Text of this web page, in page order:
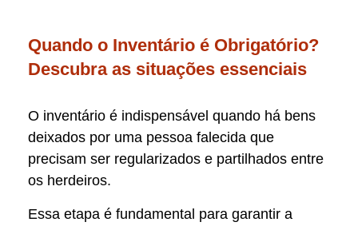
Quando o Inventário é Obrigatório?
Descubra as situações essenciais
O inventário é indispensável quando há bens
deixados por uma pessoa falecida que
precisam ser regularizados e partilhados entre
os herdeiros.
Essa etapa é fundamental para garantir a